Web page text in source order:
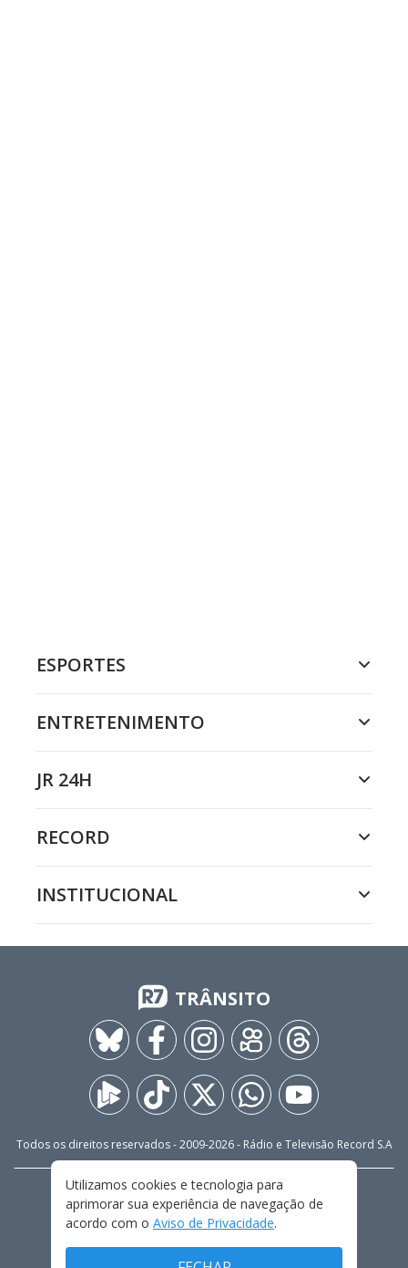
ESPORTES
ENTRETENIMENTO
JR 24H
RECORD
INSTITUCIONAL
TRÂNSITO
Todos os direitos reservados - 2009-2026- Rádio e Televisão Record S.A
FALE CONOSCO
PRIVACIDADE
TERMOS E CONDIÇÕES DE USO
Utilizamos cookies e tecnologia para
aprimorar sua experiência de navegação de
acordo com o Aviso de Privacidade.